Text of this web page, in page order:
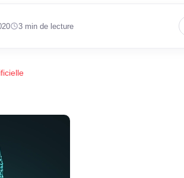
3 min de lecture